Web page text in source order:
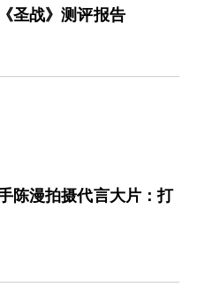
圣战》测评报告
陈漫拍摄代言大片：打